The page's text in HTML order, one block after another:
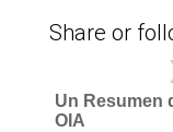
Share or
Un Resumen
OIA